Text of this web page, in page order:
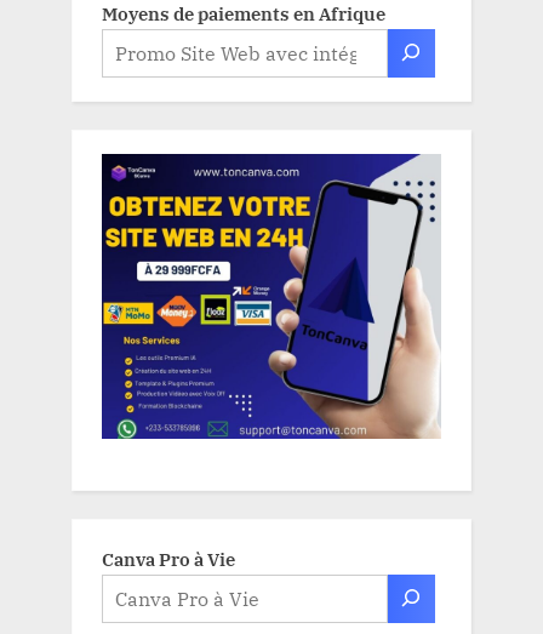
Moyens de paiements en Afrique
Canva Pro à Vie